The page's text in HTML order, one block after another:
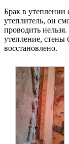
Брак в утеплении
утеплитель, он
проводить
утепление,
восстановлено.